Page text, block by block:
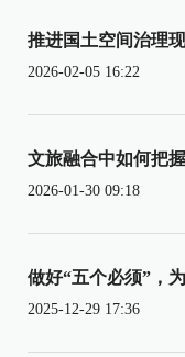
推进国土空间治理
2026-02-05 16:22
文旅融合中如何把
2026-01-30 09:18
做好“五个必须”，
2025-12-29 17:36